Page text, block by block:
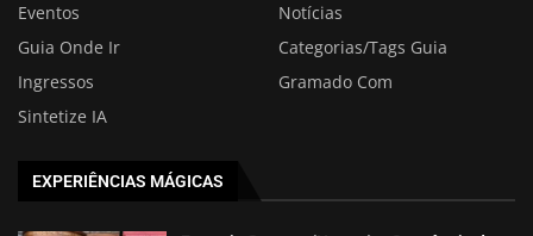
Eventos
Notícias
Guia Onde Ir
Categorias/Tags Guia
Ingressos
Gramado Com
Sintetize IA
EXPERIÊNCIAS MÁGICAS